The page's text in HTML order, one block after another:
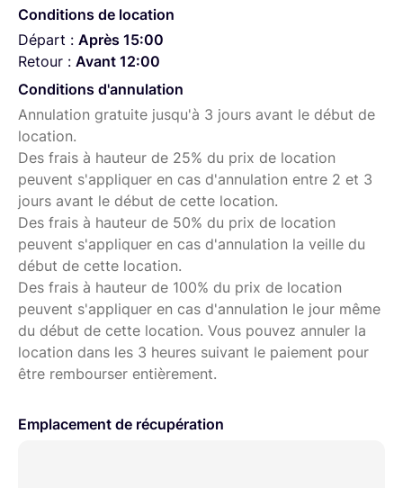
Conditions de location
Départ : Après 15:00
Retour : Avant 12:00
Conditions d'annulation
Annulation gratuite jusqu'à 3 jours avant le début de
location.
Des frais à hauteur de 25% du prix de location
peuvent s'appliquer en cas d'annulation entre 2 et 3
jours avant le début de cette location.
Des frais à hauteur de 50% du prix de location
peuvent s'appliquer en cas d'annulation la veille du
début de cette location.
Des frais à hauteur de 100% du prix de location
peuvent s'appliquer en cas d'annulation le jour même
du début de cette location. Vous pouvez annuler la
location dans les 3 heures suivant le paiement pour
être rembourser entièrement.
Emplacement de récupération